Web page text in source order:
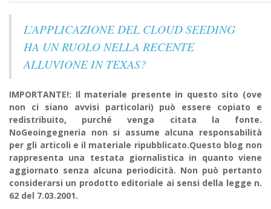
L’APPLICAZIONE DEL CLOUD SEEDING
HA UN RUOLO NELLA RECENTE
ALLUVIONE IN TEXAS?
IMPORTANTE!: Il materiale presente in questo sito (ove
non ci siano avvisi particolari) può essere copiato e
redistribuito, purché venga citata la fonte.
NoGeoingegneria non si assume alcuna responsabilità
per gli articoli e il materiale ripubblicato.Questo blog non
rappresenta una testata giornalistica in quanto viene
aggiornato senza alcuna periodicità. Non può pertanto
considerarsi un prodotto editoriale ai sensi della legge n.
62 del 7.03.2001.